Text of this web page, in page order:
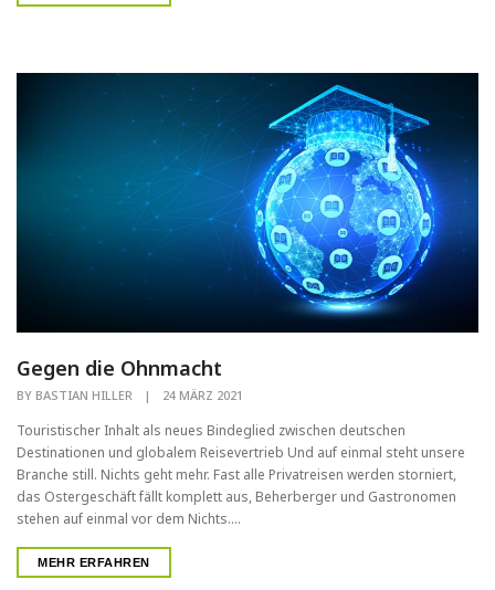
Gegen die Ohnmacht
BY BASTIAN HILLER | 24 MÄRZ 2021
Touristischer Inhalt als neues Bindeglied zwischen deutschen
Destinationen und globalem Reisevertrieb Und auf einmal steht unsere
Branche still. Nichts geht mehr. Fast alle Privatreisen werden storniert,
das Ostergeschäft fällt komplett aus, Beherberger und Gastronomen
stehen auf einmal vor dem Nichts....
MEHR ERFAHREN